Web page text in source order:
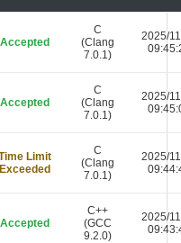
Accepted
C
(Clang
7.0.1)
2025/
Accepted
C
(Clang
7.0.1)
2025/
Limit
Exceeded
C
(Clang
7.0.1)
2025/
Accepted
C++
(GCC
9.2.0)
2025/